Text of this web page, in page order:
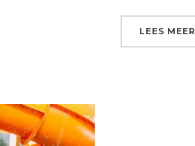
LEES MEER